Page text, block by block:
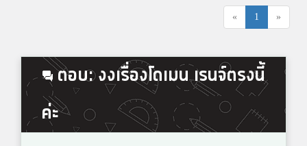
« 1 »
ตอบ: งงเรื่องโดเมน เรนจ์ตรงนี้
ค่ะ